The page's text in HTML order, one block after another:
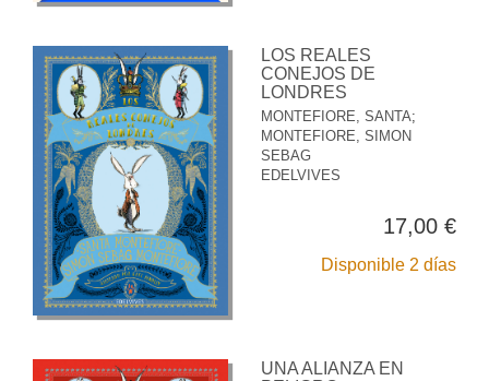
LOS REALES
CONEJOS DE
LONDRES
MONTEFIORE, SANTA;
MONTEFIORE, SIMON
SEBAG
EDELVIVES
17,00 €
Disponible 2 días
UNA ALIANZA EN